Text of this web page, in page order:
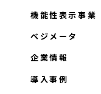
機能性表示事業
ベジメータ
企業情報
導入事例